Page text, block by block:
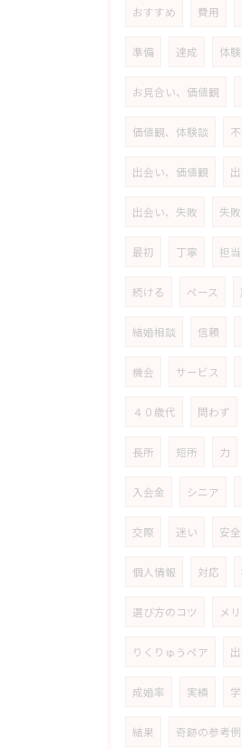
おすすめ 費用
準備 達成 体験
お見合い、価値観
価値観、体験談
出会い、価値観
出会い、失敗 失
最初 丁寧 担当
続ける ペース
結婚相談 信頼
機会 サービス
４０歳代 問わず
長所 短所 力
入会金 シニア
交際 迷い 安全
個人情報 対応
選び方のコツ メ
りくりゅうペア
成婚率 実績
結果 奇跡の参考例